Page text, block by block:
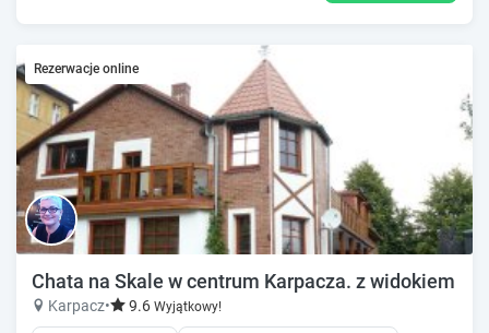
Rezerwacje online
Chata na Skale w centrum Karpacza. z widokiem na
Karpacz• 9.6 Wyjątkowy!